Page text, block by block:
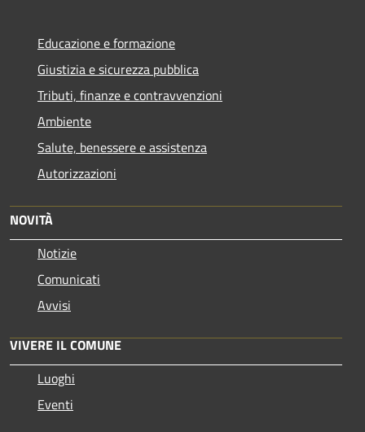
Educazione e formazione
Giustizia e sicurezza pubblica
Tributi, finanze e contravvenzioni
Ambiente
Salute, benessere e assistenza
Autorizzazioni
NOVITÀ
Notizie
Comunicati
Avvisi
VIVERE IL COMUNE
Luoghi
Eventi